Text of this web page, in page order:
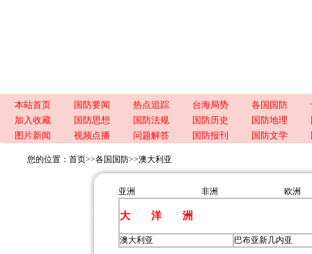
本站首页 国防要闻 热点追踪 台海局势 各国国防
加入收藏
国防思想 国防法规 国防历史 国防地理
图片新闻
视频点播 问题解答 国防报刊 国防文学
您的位置： 首页>>各国国防>>澳大利亚
亚洲 非洲 欧洲
大 洋 洲
澳大利亚 巴布亚新几内亚